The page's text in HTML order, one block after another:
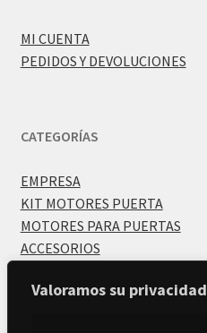
Valoramos su privacidad
MI CUENTA
PEDIDOS Y DEVOLUCIONES
CATEGORÍAS
EMPRESA
KIT MOTORES PUERTA
MOTORES PARA PUERTAS
ACCESORIOS